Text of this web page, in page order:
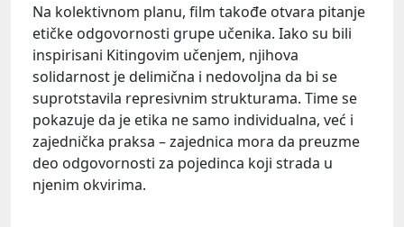
Na kolektivnom planu, film takođe otvara pitanje
etičke odgovornosti grupe učenika. Iako su bili
inspirisani Kitingovim učenjem, njihova
solidarnost je delimična i nedovoljna da bi se
suprotstavila represivnim strukturama. Time se
pokazuje da je etika ne samo individualna, već i
zajednička praksa – zajednica mora da preuzme
deo odgovornosti za pojedinca koji strada u
njenim okvirima.